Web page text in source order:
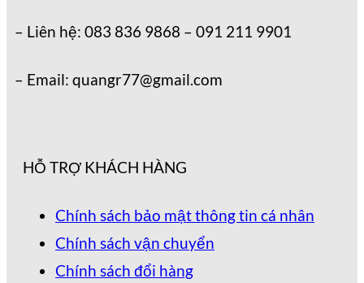
– Liên hệ: 083 836 9868 – 091 211 9901
– Email: quangr77@gmail.com
HỖ TRỢ KHÁCH HÀNG
Chính sách bảo mật thông tin cá nhân
Chính sách vận chuyển
Chính sách đổi hàng